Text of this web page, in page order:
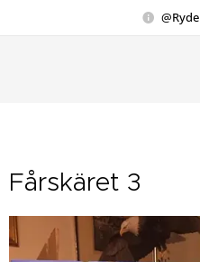
Fårskäret 3